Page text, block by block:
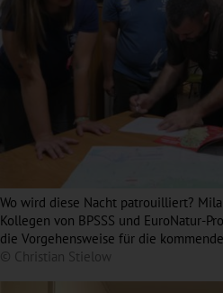
Wo wird diese Nacht patrouilliert?
Kollegen von BPSSS und EuroNatur-
die Vorgehensweise für die
© Christian Stielow